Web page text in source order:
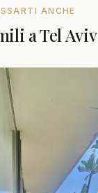
ANCHE
a Tel Aviv